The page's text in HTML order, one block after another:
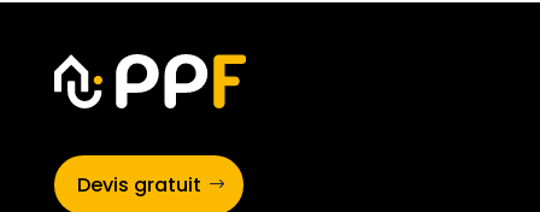
Devis gratuit